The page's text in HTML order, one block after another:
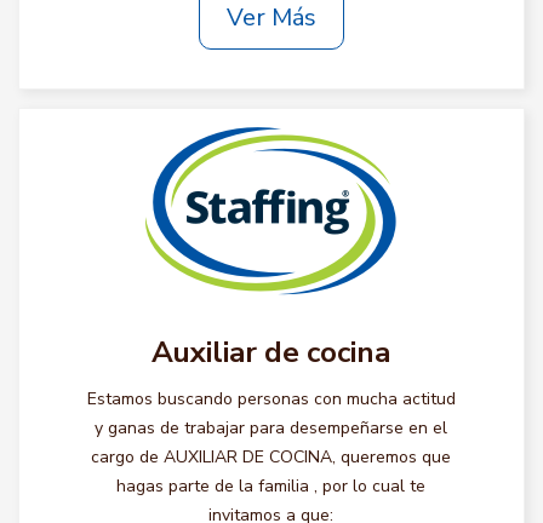
Ver Más
Auxiliar de cocina
Estamos buscando personas con mucha actitud
y ganas de trabajar para desempeñarse en el
cargo de AUXILIAR DE COCINA, queremos que
hagas parte de la familia , por lo cual te
invitamos a que: